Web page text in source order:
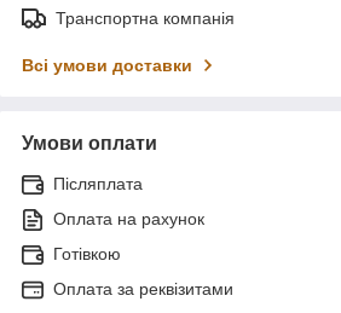
Транспортна компанія
Всі умови доставки
Умови оплати
Післяплата
Оплата на рахунок
Готівкою
Оплата за реквізитами